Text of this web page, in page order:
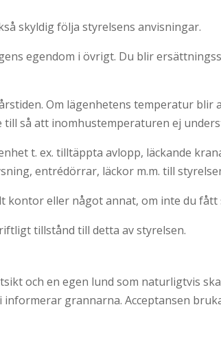
skyldig följa styrelsens anvisningar.
egendom i övrigt. Du blir
Om lägenhetens temperatur blir
så att inomhustemperaturen ej
t. ex. tilltäppta avlopp, läckande
entrédörrar, läckor m.m. till
kontor eller något annat, om inte du
tillstånd till detta av styrelsen.
och en egen lund som naturligtvis
grannarna. Acceptansen